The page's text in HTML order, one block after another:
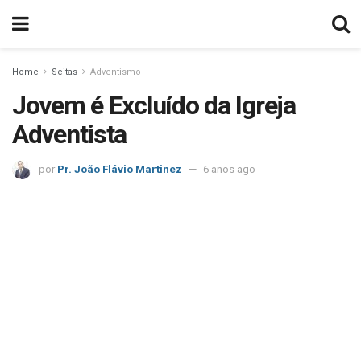
Home Seitas Adventismo
Jovem é Excluído da Igreja
Adventista
por Pr. João Flávio Martinez 6 anos ago